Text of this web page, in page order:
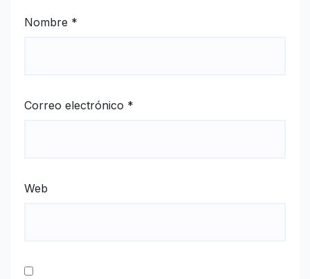
Nombre *
Correo electrónico *
Web